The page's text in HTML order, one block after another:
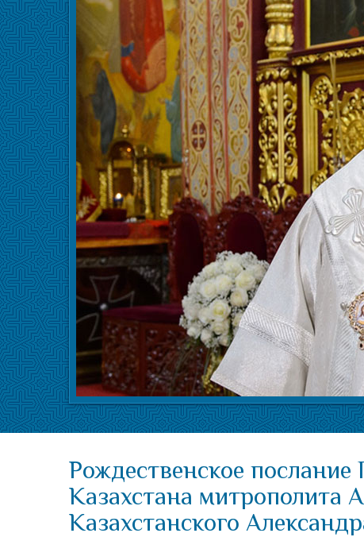
Рождественское
Казахстана митрополита
Казахстанского